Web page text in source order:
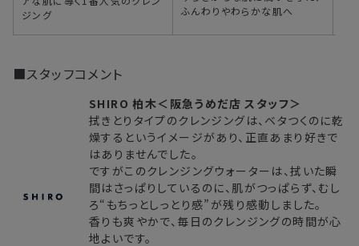
ジング
ふんわりやわらかな肌へ
■スタッフコメント
SHIRO 柏木＜阪急うめだ店 スタッフ＞
拭きとりタイプのクレンジングは、ベタつくのに乾
燥するというイメージがあり、正直あまり好きで
はありませんでした。
ですがこのクレンジングウォーターは、拭いた瞬
間はさっぱりしているのに、肌がつっぱらず、むし
ろ“もちっとしっとり感”が残り感動しました。
香りも爽やかで、毎日のクレンジングの時間が心
地よいです。